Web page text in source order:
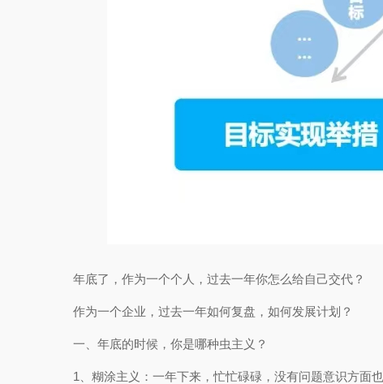
年底了，作为一个个人，过去一年你怎么给自己交代？
作为一个企业，过去一年如何复盘，如何发展计划？
一、年底的时候，你是哪种虫主义？
1、糊涂主义：一年下来，忙忙碌碌，没有问题意识方面